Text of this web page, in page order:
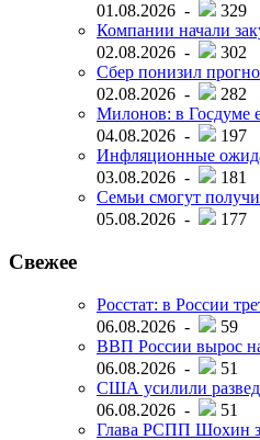
01.08.2026 -
329
Компании начали
02.08.2026 -
302
Сбер понизил
02.08.2026 -
282
Милонов: в Госдуме
04.08.2026 -
197
Инфляционные
03.08.2026 -
181
Семьи смогут
05.08.2026 -
177
Свежее
Росстат: в России
06.08.2026 -
59
ВВП России вырос на
06.08.2026 -
51
США усилили
06.08.2026 -
51
Глава РСПП Шохин